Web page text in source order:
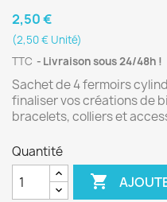
2,50 €
(2,50 € Unité)
TTC
Livraison sous 24/48h !
Sachet de 4 fermoirs
finaliser vos créations de
bracelets, colliers et
Quantité
